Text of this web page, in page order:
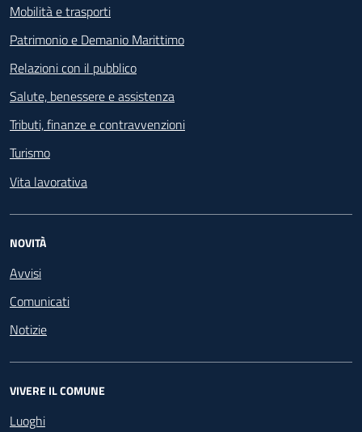
Mobilità e trasporti
Patrimonio e Demanio Marittimo
Relazioni con il pubblico
Salute, benessere e assistenza
Tributi, finanze e contravvenzioni
Turismo
Vita lavorativa
NOVITÀ
Avvisi
Comunicati
Notizie
VIVERE IL COMUNE
Luoghi